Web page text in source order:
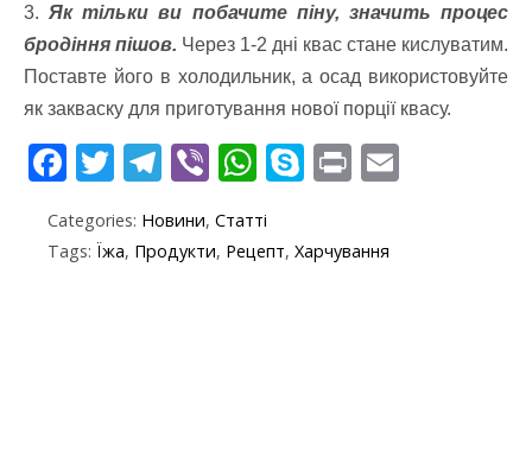
3. Як тільки ви побачите піну, значить процес
бродіння пішов. Через 1-2 дні квас стане кислуватим.
Поставте його в холодильник, а осад використовуйте
як закваску для приготування нової порції квасу.
F
e
b
T
itt
er
T
e
gr
Vi
er
W
at
S
y
p
Pr
t
Categories: Новини, Статті
Tags: Їжа, Продукти, Рецепт, Харчування